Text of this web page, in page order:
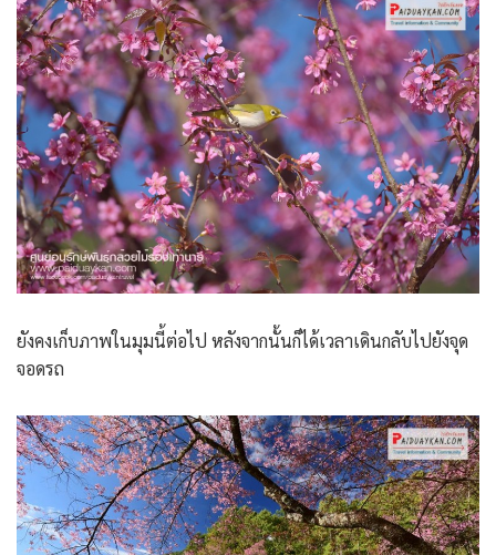
ยังคงเก็บภาพในมุมนี้ต่อไป หลังจากนั้นก็ได้เวลาเดินกลับไปยังจุด
จอดรถ